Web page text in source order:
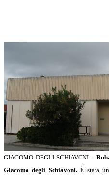
GIACOMO DEGLI SCHIAVONI –
Giacomo degli Schiavoni.È stata